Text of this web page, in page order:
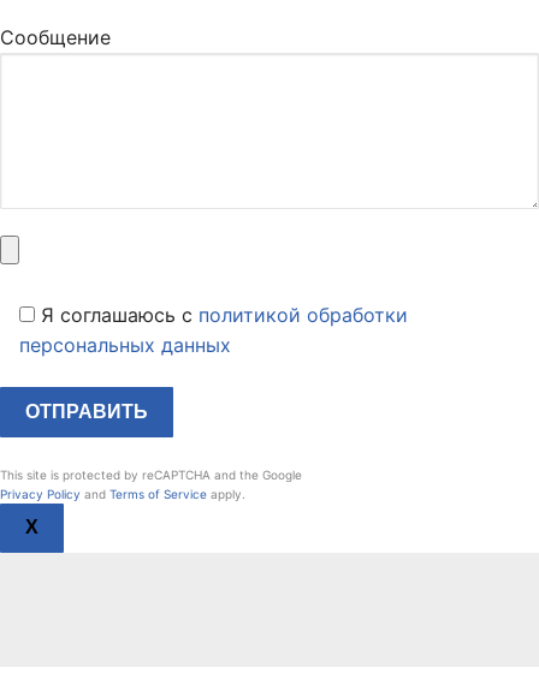
Сообщение
Я соглашаюсь c политикой обработки
персональных данных
This site is protected by reCAPTCHA and the Google
Privacy Policy and Terms of Service apply.
X